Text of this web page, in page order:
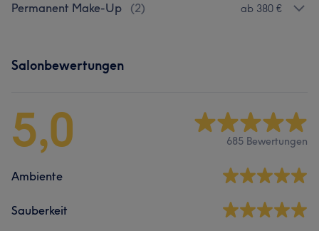
Permanent Make-Up (2) ab 380 €
Salonbewertungen
5,0 685 Bewertungen
Ambiente
Sauberkeit